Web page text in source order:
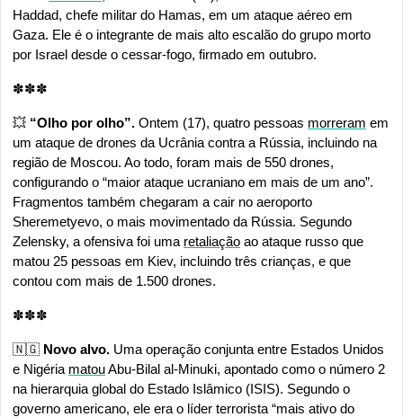
Haddad, chefe militar do Hamas, em um ataque aéreo em
Gaza. Ele é o integrante de mais alto escalão do grupo morto
por Israel desde o cessar-fogo, firmado em outubro.
✽✽✽
💥 “Olho por olho”. Ontem (17), quatro pessoas morreram em
um ataque de drones da Ucrânia contra a Rússia, incluindo na
região de Moscou. Ao todo, foram mais de 550 drones,
configurando o “maior ataque ucraniano em mais de um ano”.
Fragmentos também chegaram a cair no aeroporto
Sheremetyevo, o mais movimentado da Rússia. Segundo
Zelensky, a ofensiva foi uma retaliação ao ataque russo que
matou 25 pessoas em Kiev, incluindo três crianças, e que
contou com mais de 1.500 drones.
✽✽✽
🇳🇬 Novo alvo. Uma operação conjunta entre Estados Unidos
e Nigéria matou Abu-Bilal al-Minuki, apontado como o número 2
na hierarquia global do Estado Islâmico (ISIS). Segundo o
governo americano, ele era o líder terrorista “mais ativo do